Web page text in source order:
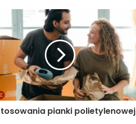
pianki polietylenowej